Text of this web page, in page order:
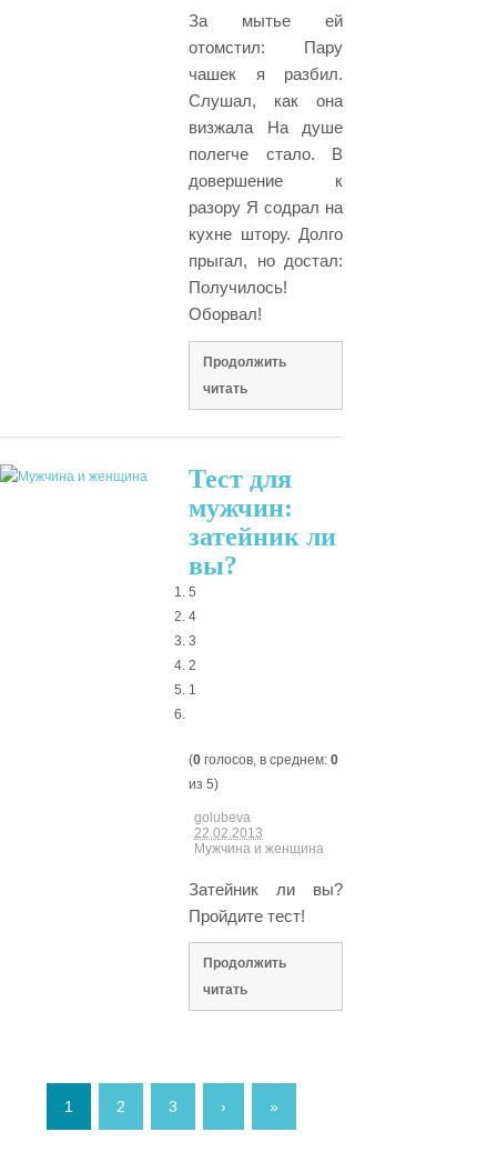
За мытье ей
отомстил: Пару
чашек я разбил.
Слушал, как она
визжала На душе
полегче стало. В
довершение к
разору Я содрал на
кухне штору. Долго
прыгал, но достал:
Получилось!
Оборвал!
Продолжить
читать
Тест для
мужчин:
затейник ли
вы?
5
4
3
2
1
(0 голосов, в среднем: 0
из 5)
golubeva
22.02.2013
Мужчина и женщина
Затейник ли вы?
Пройдите тест!
Продолжить
читать
1 2 3 › »